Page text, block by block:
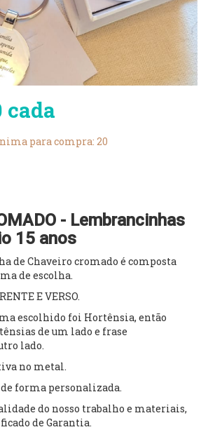
cada
para compra: 20
- Lembrancinhas
15 anos
de Chaveiro cromado é composta
de escolha.
E VERSO.
escolhido foi Hortênsia, então
de um lado e frase
lado.
no metal.
forma personalizada.
do nosso trabalho e materiais,
de Garantia.